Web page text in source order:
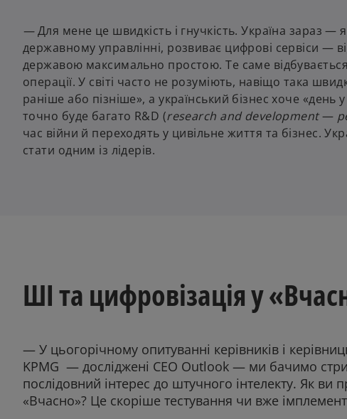
—Для мене це швидкість і гнучкість. Україна зараз —
державному управлінні, розвиває цифрові сервіси —
державою максимально простою. Те саме
операції. У світі часто не розуміють, навіщо така
раніше або пізніше», а український бізнес хоче
точно буде багато R&D (research and development—
час війни й переходять у цивільне життя та бізнес.
стати одним із лідерів.
ШІ та цифровізація у
— У цьогорічному опитуванні керівників і
KPMG — досліджені СЕО Outlook — ми бачимо
послідовний інтерес до штучного інтелекту. Як ви
«Вчасно»? Це скоріше тестування чи вже